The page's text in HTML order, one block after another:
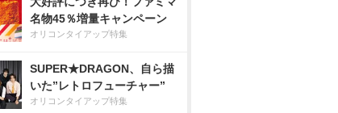
名物45％増量キャンペーン
オリコンタイアップ特集
SUPER★DRAGON、自ら描
いた”レトロフューチャー”
オリコンタイアップ特集